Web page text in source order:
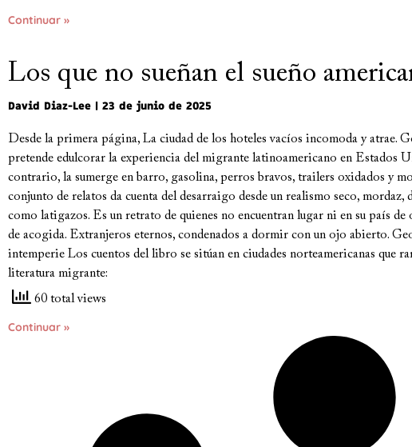
Continuar »
Los que no sueñan el sueño
David Diaz-Lee 23 de junio de 2025
Desde la primera página, La ciudad de los hoteles vacíos incomoda y atrae.
pretende edulcorar la experiencia del migrante latinoamericano en Estados
contrario, la sumerge en barro, gasolina, perros bravos, trailers oxidados y
conjunto de relatos da cuenta del desarraigo desde un realismo seco, mordaz,
como latigazos. Es un retrato de quienes no encuentran lugar ni en su país
de acogida. Extranjeros eternos, condenados a dormir con un ojo abierto.
intemperie Los cuentos del libro se sitúan en ciudades norteamericanas que
literatura migrante:
60 total views
Continuar »